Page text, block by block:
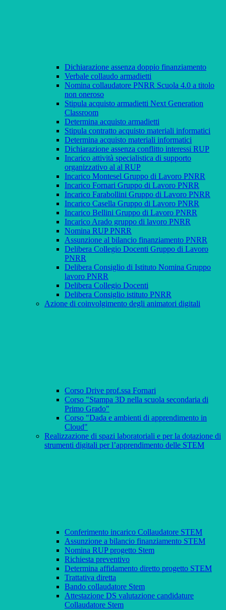
Dichiarazione assenza doppio finanziamento
Verbale collaudo armadietti
Nomina collaudatore PNRR Scuola 4.0 a titolo
non oneroso
Stipula acquisto armadietti Next Generation
Classroom
Determina acquisto armadietti
Stipula contratto acquisto materiali informatici
Determina acquisto materiali informatici
Dichiarazione assenza conflitto interessi RUP
Incarico attività specialistica di supporto
organizzativo al al RUP
Incarico Montesel Gruppo di Lavoro PNRR
Incarico Fornari Gruppo di Lavoro PNRR
Incarico Farabollini Gruppo di Lavoro PNRR
Incarico Casella Gruppo di Lavoro PNRR
Incarico Bellini Gruppo di Lavoro PNRR
Incarico Arado gruppo di lavoro PNRR
Nomina RUP PNRR
Assunzione al bilancio finanziamento PNRR
Delibera Collegio Docenti Gruppo di Lavoro
PNRR
Delibera Consiglio di Istituto Nomina Gruppo
lavoro PNRR
Delibera Collegio Docenti
Delibera Consiglio istituto PNRR
Azione di coinvolgimento degli animatori digitali
Corso Drive prof.ssa Fornari
Corso "Stampa 3D nella scuola secondaria di
Primo Grado"
Corso "Dada e ambienti di apprendimento in
Cloud"
Realizzazione di spazi laboratoriali e per la dotazione di
strumenti digitali per l’apprendimento delle STEM
Conferimento incarico Collaudatore STEM
Assunzione a bilancio finanziamento STEM
Nomina RUP progetto Stem
Richiesta preventivo
Determina affidamento diretto progetto STEM
Trattativa diretta
Bando collaudatore Stem
Attestazione DS valutazione candidature
Collaudatore Stem